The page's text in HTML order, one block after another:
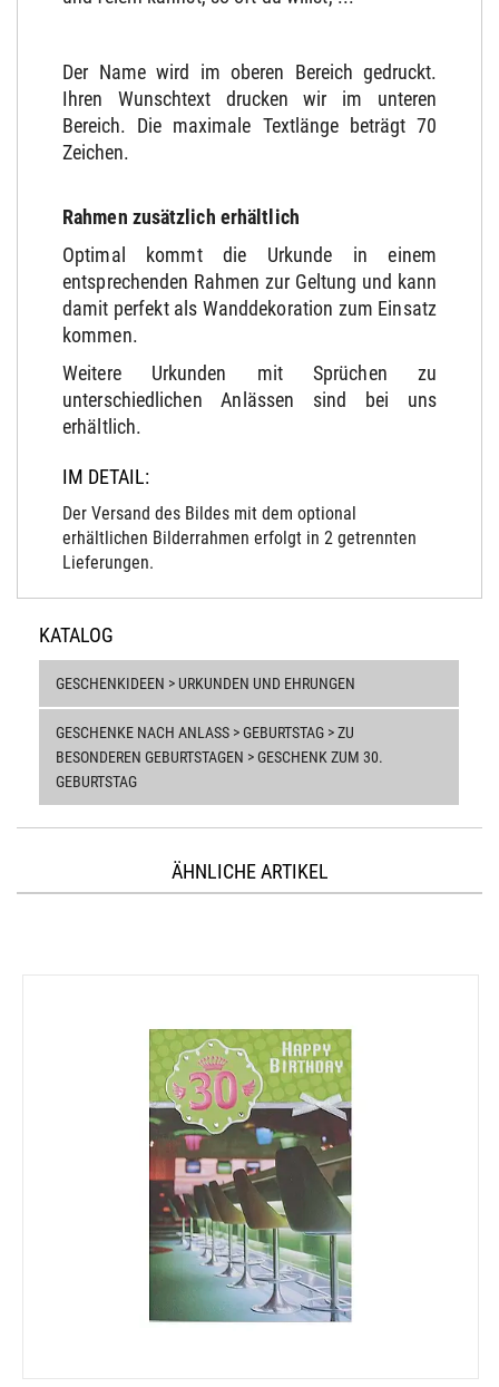
Der Name wird im oberen Bereich gedruckt.
Ihren Wunschtext drucken wir im unteren
Bereich. Die maximale Textlänge beträgt 70
Zeichen.
Rahmen zusätzlich erhältlich
Optimal kommt die Urkunde in einem
entsprechenden Rahmen zur Geltung und kann
damit perfekt als Wanddekoration zum Einsatz
kommen.
Weitere Urkunden mit Sprüchen zu
unterschiedlichen Anlässen sind bei uns
erhältlich.
IM DETAIL:
Der Versand des Bildes mit dem optional
erhältlichen Bilderrahmen erfolgt in 2 getrennten
Lieferungen.
KATALOG
GESCHENKIDEEN > URKUNDEN UND EHRUNGEN
GESCHENKE NACH ANLASS > GEBURTSTAG > ZU
BESONDEREN GEBURTSTAGEN > GESCHENK ZUM 30.
GEBURTSTAG
ÄHNLICHE ARTIKEL